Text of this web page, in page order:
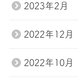
2023年2月
2022年12月
2022年10月